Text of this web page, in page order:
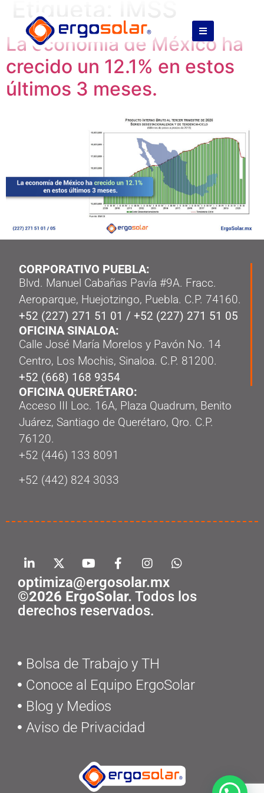
Etiqueta:
La economía de México ha
crecido un 12.1% en estos
últimos 3 meses.
CORPORATIVO PUEBLA:
Blvd. Manuel Cabañas Pavía #9A. Fracc.
Aeroparque, Huejotzingo, Puebla. C.P. 74160.
+52 (227) 271 51 01 / +52 (227) 271 51 05
OFICINA SINALOA:
Calle José María Morelos y Pavón No. 14
Centro, Los Mochis, Sinaloa. C.P. 81200.
+52 (668) 168 9354
OFICINA QUERÉTARO:
Acceso III Loc. 16A, Plaza Quadrum, Benito
Juárez, Santiago de Querétaro, Qro. C.P.
76120.
‭+52 (446) 133 8091‬
+52 (442) 824 3033
optimiza@ergosolar.mx
©2026 ErgoSolar. Todos los
derechos reservados.
Bolsa de Trabajo y TH
Conoce al Equipo ErgoSolar
Blog y Medios
Aviso de Privacidad